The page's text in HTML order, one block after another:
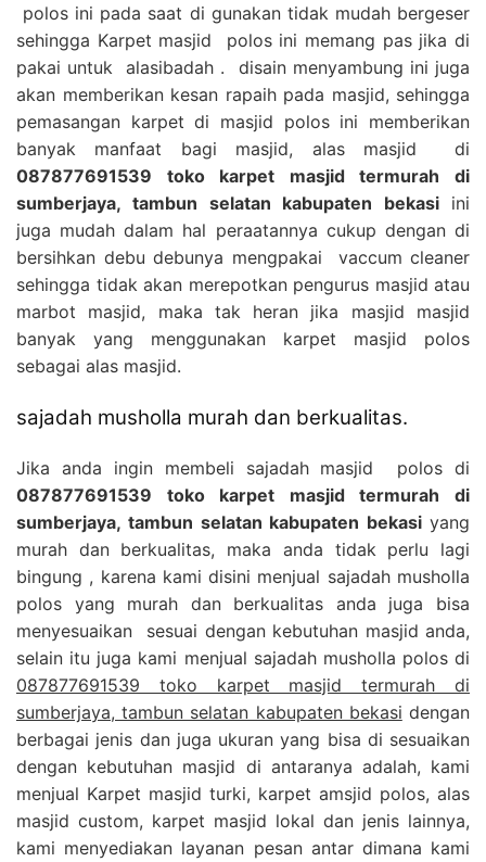
polos ini pada saat di gunakan tidak mudah bergeser
sehingga Karpet masjid polos ini memang pas jika di
pakai untuk alasibadah . disain menyambung ini juga
akan memberikan kesan rapaih pada masjid, sehingga
pemasangan karpet di masjid polos ini memberikan
banyak manfaat bagi masjid, alas masjid di
087877691539 toko karpet masjid termurah di
sumberjaya, tambun selatan kabupaten bekasi ini
juga mudah dalam hal peraatannya cukup dengan di
bersihkan debu debunya mengpakai vaccum cleaner
sehingga tidak akan merepotkan pengurus masjid atau
marbot masjid, maka tak heran jika masjid masjid
banyak yang menggunakan karpet masjid polos
sebagai alas masjid.
sajadah musholla murah dan berkualitas.
Jika anda ingin membeli sajadah masjid polos di
087877691539 toko karpet masjid termurah di
sumberjaya, tambun selatan kabupaten bekasi yang
murah dan berkualitas, maka anda tidak perlu lagi
bingung , karena kami disini menjual sajadah musholla
polos yang murah dan berkualitas anda juga bisa
menyesuaikan sesuai dengan kebutuhan masjid anda,
selain itu juga kami menjual sajadah musholla polos di
087877691539 toko karpet masjid termurah di
sumberjaya, tambun selatan kabupaten bekasi dengan
berbagai jenis dan juga ukuran yang bisa di sesuaikan
dengan kebutuhan masjid di antaranya adalah, kami
menjual Karpet masjid turki, karpet amsjid polos, alas
masjid custom, karpet masjid lokal dan jenis lainnya,
kami menyediakan layanan pesan antar dimana kami